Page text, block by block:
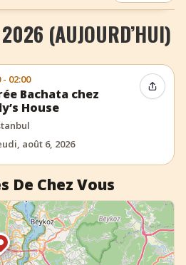
(AUJOURD’HUI)
- 02:00
Bachata chez
House
août 6, 2026
De Chez Vous